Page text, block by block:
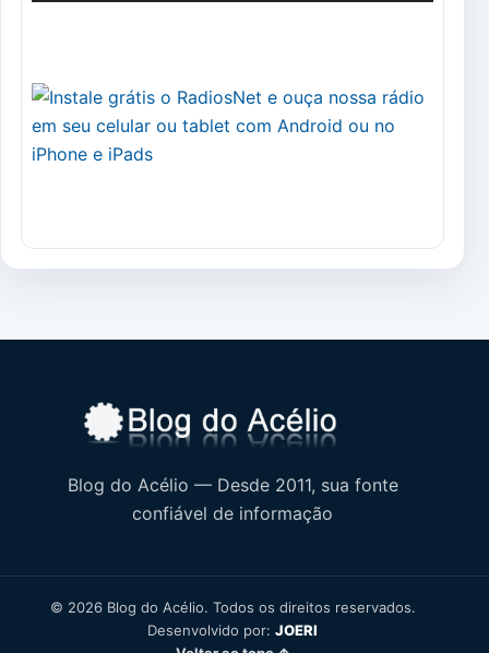
Blog do Acélio — Desde 2011, sua fonte
confiável de informação
© 2026 Blog do Acélio. Todos os direitos reservados.
Desenvolvido por: JOERI